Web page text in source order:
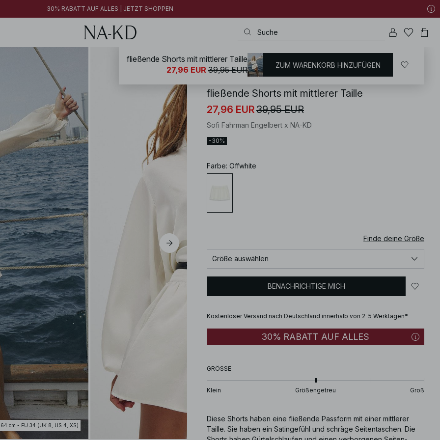
30% RABATT AUF ALLES | JETZT SHOPPEN
cm - EU 34 (UK 8, US 4, XS)
NA-KD / Urlaubskleidung / Sommerset
fließende Shorts mit mittlerer Taille
27,96 EUR39,95 EUR
Sofi Fahrman Engelbert x NA-KD
-30%
Farbe: Offwhite
Finde deine Größe
Größe auswählen
BENACHRICHTIGE MICH
Kostenloser Versand nach Deutschland innerhalb von 2-5 Werktagen*
30% RABATT AUF ALLES
GRÖSSE
Klein Größengetreu Groß
Diese Shorts haben eine fließende Passform mit einer mittlerer
Taille. Sie haben ein Satingefühl und schräge Seitentaschen. Die
fließende Shorts mit mittlerer Taille
27,96 EUR 39,95 EUR ZUM WARENKORB HINZUFÜGEN